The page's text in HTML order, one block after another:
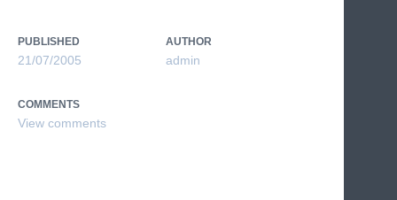
PUBLISHED
21/07/2005
AUTHOR
admin
COMMENTS